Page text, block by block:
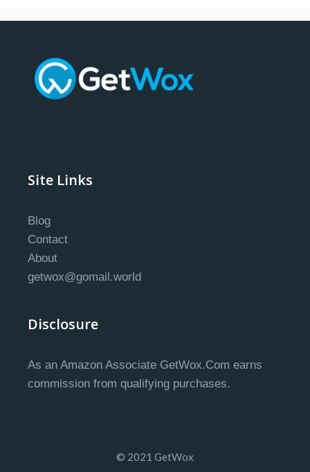
Site Links
Blog
Contact
About
getwox@gomail.world
Disclosure
As an Amazon Associate GetWox.Com earns
commission from qualifying purchases.
© 2021 GetWox